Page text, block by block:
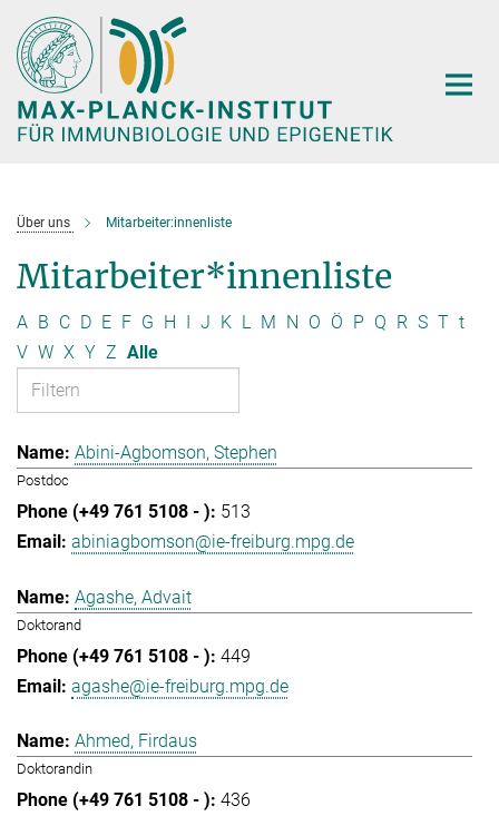
Hauptinhalt
Über uns Mitarbeiter:innenliste
Mitarbeiter*innenliste
A B C D E F G H I J K L M N O Ö P Q R S T t
V W X Y Z Alle
Abini-Agbomson, Stephen
Postdoc
513
abiniagbomson@ie-freiburg.mpg.de
Agashe, Advait
Doktorand
449
agashe@ie-freiburg.mpg.de
Ahmed, Firdaus
Doktorandin
436